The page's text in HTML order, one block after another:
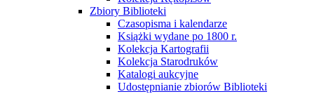
Zbiory Biblioteki
Czasopisma i kalendarze
Książki wydane po 1800 r.
Kolekcja Kartografii
Kolekcja Starodruków
Katalogi aukcyjne
Udostępnianie zbiorów Biblioteki